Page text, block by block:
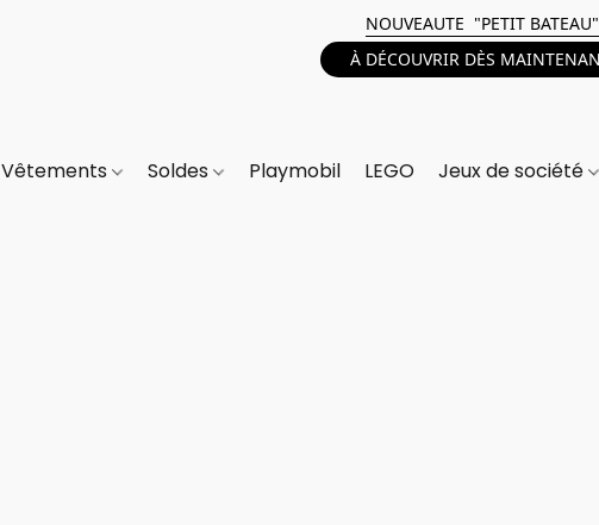
NOUVEAUTE "PETIT BATEAU"
À DÉCOUVRIR DÈS
Vêtements Soldes Playmobil LEGO Jeux de société